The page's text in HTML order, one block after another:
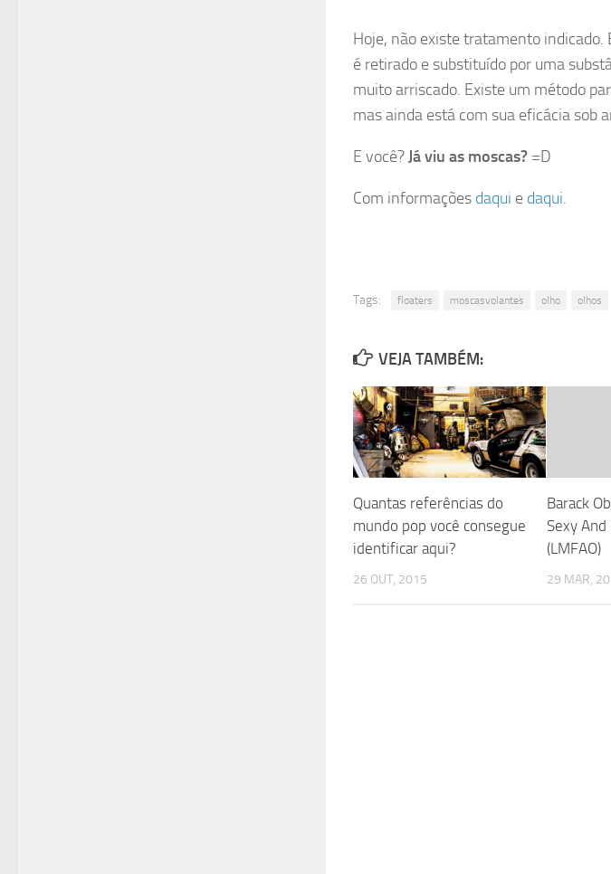
Hoje, não existe tratamento
é retirado e substituído por uma
muito arriscado. Existe um método
mas ainda está com sua eficácia sob
E você?Já viu as moscas? =D
Com informações daqui e daqui.
Tags: floaters moscasvolantes olho olhos
VEJA TAMBÉM:
Quantas referências do
mundo pop você consegue
identificar aqui?
26 OUT, 2015
Barack
Sexy
(LMFAO)
29 MAR,